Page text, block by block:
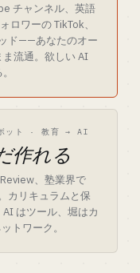
チャンネル、英語
ロワーの TikTok、
ド——あなたのオー
流通。欲しい AI
ット · 教育 → AI
作れる
、塾業界で
カリキュラムと保
はツール、堀はカ
トワーク。